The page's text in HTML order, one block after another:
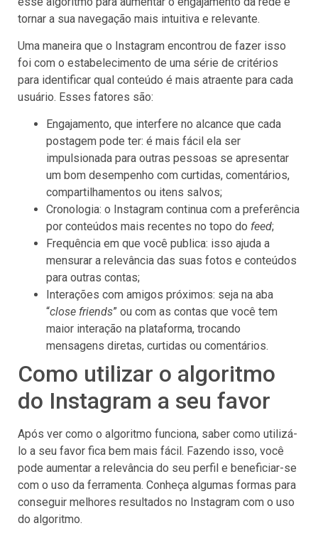
tornar a sua navegação mais intuitiva e relevante.
Uma maneira que o Instagram encontrou de fazer isso
foi com o estabelecimento de uma série de critérios
para identificar qual conteúdo é mais atraente para cada
usuário. Esses fatores são:
Engajamento, que interfere no alcance que cada
postagem pode ter: é mais fácil ela ser
impulsionada para outras pessoas se apresentar
um bom desempenho com curtidas, comentários,
compartilhamentos ou itens salvos;
Cronologia: o Instagram continua com a preferência
por conteúdos mais recentes no topo do feed;
Frequência em que você publica: isso ajuda a
mensurar a relevância das suas fotos e conteúdos
para outras contas;
Interações com amigos próximos: seja na aba
“close friends” ou com as contas que você tem
maior interação na plataforma, trocando
mensagens diretas, curtidas ou comentários.
Como utilizar o algoritmo
do Instagram a seu favor
Após ver como o algoritmo funciona, saber como utilizá-
lo a seu favor fica bem mais fácil. Fazendo isso, você
pode aumentar a relevância do seu perfil e beneficiar-se
com o uso da ferramenta. Conheça algumas formas para
conseguir melhores resultados no Instagram com o uso
do algoritmo.